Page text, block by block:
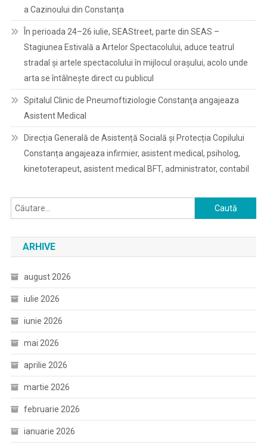
a Cazinoului din Constanța
În perioada 24–26 iulie, SEAStreet, parte din SEAS –
Stagiunea Estivală a Artelor Spectacolului, aduce teatrul
stradal și artele spectacolului în mijlocul orașului, acolo unde
arta se întâlnește direct cu publicul
Spitalul Clinic de Pneumoftiziologie Constanţa angajeaza
Asistent Medical
Direcția Generală de Asistență Socială și Protecția Copilului
Constanța angajeaza infirmier, asistent medical, psiholog,
kinetoterapeut, asistent medical BFT, administrator, contabil
Caută
după:
ARHIVE
august 2026
iulie 2026
iunie 2026
mai 2026
aprilie 2026
martie 2026
februarie 2026
ianuarie 2026